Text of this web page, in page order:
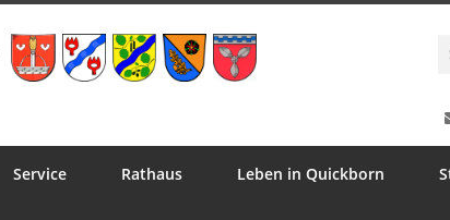
Service Rathaus Leben in Quickborn